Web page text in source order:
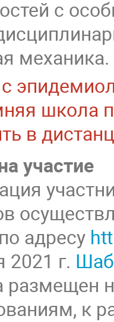
с
механика.
школа
в
участие
адресу
2021 г.
размещен
к